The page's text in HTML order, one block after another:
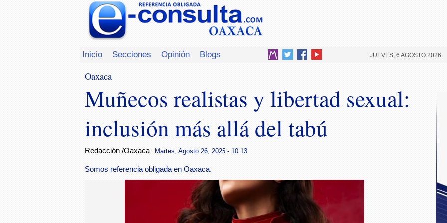
Inicio Secciones Opinión Blogs JUEVES, 6 AGOSTO 2026
Oaxaca
Muñecos realistas y libertad sexual:
inclusión más allá del tabú
Redacción /Oaxaca Martes, Agosto 26, 2025 - 10:13
Somos referencia obligada en Oaxaca.